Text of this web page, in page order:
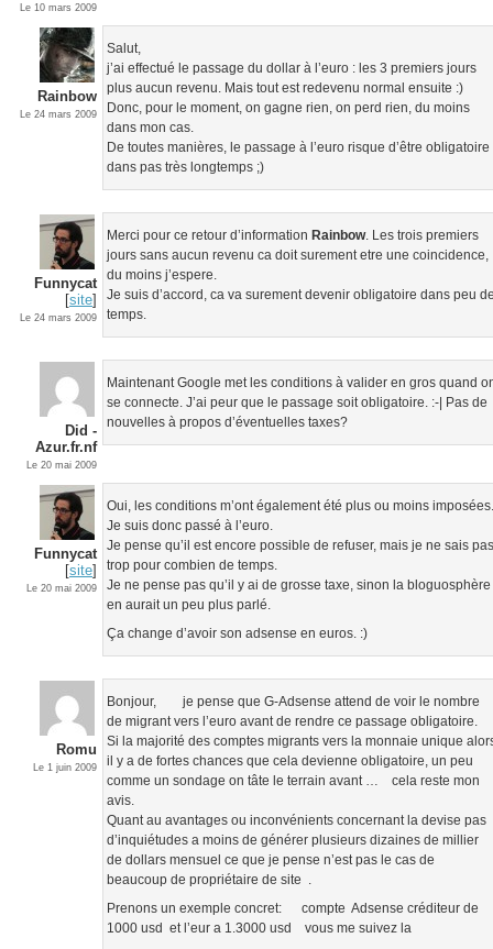
Le 10 mars 2009
Rainbow
Le 24 mars 2009
Salut,
j’ai effectué le passage du dollar à l’euro : les 3 premiers jours
plus aucun revenu. Mais tout est redevenu normal ensuite :)
Donc, pour le moment, on gagne rien, on perd rien, du moins
dans mon cas.
De toutes manières, le passage à l’euro risque d’être obligatoire
dans pas très longtemps ;)
Funnycat
[site]
Le 24 mars 2009
Merci pour ce retour d’information Rainbow. Les trois premiers
jours sans aucun revenu ca doit surement etre une coincidence,
du moins j’espere.
Je suis d’accord, ca va surement devenir obligatoire dans peu
temps.
Did -
Azur.fr.nf
Le 20 mai 2009
Maintenant Google met les conditions à valider en gros quand
se connecte. J’ai peur que le passage soit obligatoire. :-| Pas de
nouvelles à propos d’éventuelles taxes?
Funnycat
[site]
Le 20 mai 2009
Oui, les conditions m’ont également été plus ou moins
Je suis donc passé à l’euro.
Je pense qu’il est encore possible de refuser, mais je ne sais
trop pour combien de temps.
Je ne pense pas qu’il y ai de grosse taxe, sinon la bloguosphère
en aurait un peu plus parlé.
Ça change d’avoir son adsense en euros. :)
Romu
Le 1 juin 2009
Bonjour, je pense que G-Adsense attend de voir le nombre
de migrant vers l’euro avant de rendre ce passage obligatoire.
Si la majorité des comptes migrants vers la monnaie unique
il y a de fortes chances que cela devienne obligatoire, un peu
comme un sondage on tâte le terrain avant … cela reste mon
avis.
Quant au avantages ou inconvénients concernant la devise pas
d’inquiétudes a moins de générer plusieurs dizaines de millier
de dollars mensuel ce que je pense n’est pas le cas de
beaucoup de propriétaire de site .
Prenons un exemple concret: compte Adsense créditeur de
1000 usd et l’eur a 1.3000 usd vous me suivez la